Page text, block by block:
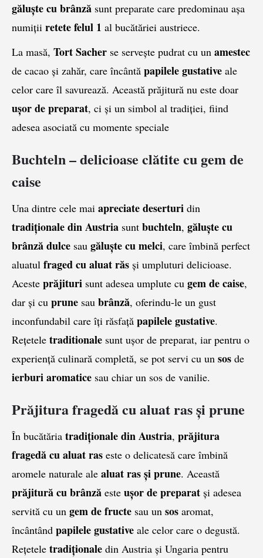
găluște cu brânză sunt preparate care predominau aşa
numiţii retete felul 1 al bucătăriei austriece.
La masă, Tort Sacher se serveşte pudrat cu un amestec
de cacao și zahăr, care încântă papilele gustative ale
celor care îl savurează. Această prăjitură nu este doar
ușor de preparat, ci și un simbol al tradiției, fiind
adesea asociată cu momente speciale
Buchteln – delicioase clătite cu gem de
caise
Una dintre cele mai apreciate deserturi din
tradiționale din Austria sunt buchteln, găluște cu
brânză dulce sau găluște cu melci, care îmbină perfect
aluatul fraged cu aluat răs și umpluturi delicioase.
Aceste prăjituri sunt adesea umplute cu gem de caise,
dar și cu prune sau brânză, oferindu-le un gust
inconfundabil care îți răsfață papilele gustative.
Rețetele traditionale sunt ușor de preparat, iar pentru o
experiență culinară completă, se pot servi cu un sos de
ierburi aromatice sau chiar un sos de vanilie.
Prăjitura fragedă cu aluat ras și prune
În bucătăria tradiționale din Austria, prăjitura
fragedă cu aluat ras este o delicatesă care îmbină
aromele naturale ale aluat ras și prune. Această
prăjitură cu brânză este ușor de preparat și adesea
servită cu un gem de fructe sau un sos aromat,
încântând papilele gustative ale celor care o degustă.
Rețetele tradiționale din Austria și Ungaria pentru